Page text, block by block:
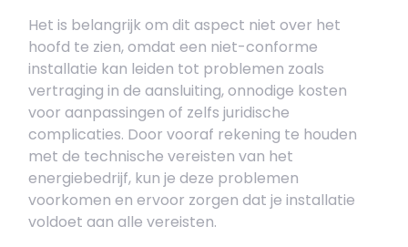
Het is belangrijk om dit aspect niet over het
hoofd te zien, omdat een niet-conforme
installatie kan leiden tot problemen zoals
vertraging in de aansluiting, onnodige kosten
voor aanpassingen of zelfs juridische
complicaties. Door vooraf rekening te houden
met de technische vereisten van het
energiebedrijf, kun je deze problemen
voorkomen en ervoor zorgen dat je installatie
voldoet aan alle vereisten.